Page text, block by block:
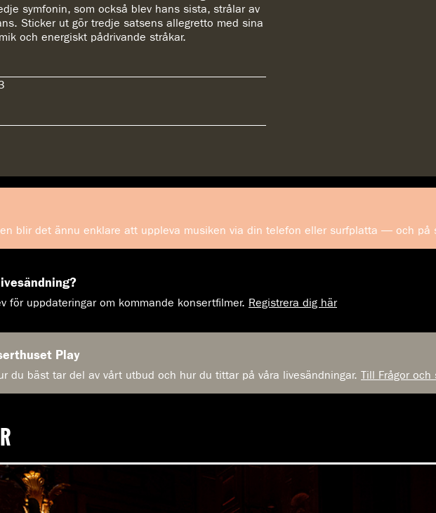
symfonin, som också blev hans sista, strålar av
Sticker ut gör tredje satsens allegretto med sina
och energiskt pådrivande stråkar.
blir det ännu enklare att uppleva musiken via din telefon eller surfplatta — och på
för uppdateringar om kommande konsertfilmer. Registrera dig här
Play
du bäst tar del av vårt utbud och hur du tittar på våra livesändningar. Till Frågor och